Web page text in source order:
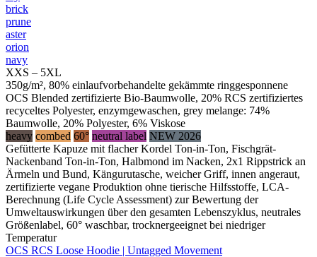
brick
prune
aster
orion
navy
XXS – 5XL
350g/m², 80% einlaufvorbehandelte gekämmte ringgesponnene
OCS Blended zertifizierte Bio-Baumwolle, 20% RCS zertifiziertes
recyceltes Polyester, enzymgewaschen, grey melange: 74%
Baumwolle, 20% Polyester, 6% Viskose
heavy combed 60° neutral label NEW 2026
Gefütterte Kapuze mit flacher Kordel Ton-in-Ton, Fischgrät-
Nackenband Ton-in-Ton, Halbmond im Nacken, 2x1 Rippstrick an
Ärmeln und Bund, Kängurutasche, weicher Griff, innen angeraut,
zertifizierte vegane Produktion ohne tierische Hilfsstoffe, LCA-
Berechnung (Life Cycle Assessment) zur Bewertung der
Umweltauswirkungen über den gesamten Lebenszyklus, neutrales
Größenlabel, 60° waschbar, trocknergeeignet bei niedriger
Temperatur
OCS RCS Loose Hoodie | Untagged Movement